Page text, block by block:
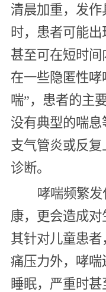
清晨加重，发
时，患者可能出
甚至可在短时
在一些隐匿性
喘”，患者的主
没有典型的喘
支气管炎或反
诊断。
哮喘频繁
康，更会造成
其针对儿童患
痛压力外，哮喘
睡眠，严重时